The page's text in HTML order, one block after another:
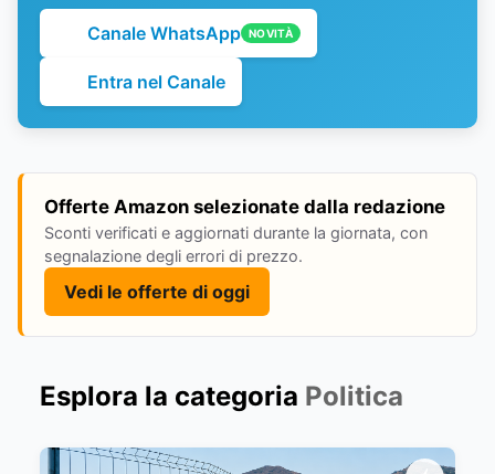
Canale WhatsApp NOVITÀ
Entra nel Canale
Offerte Amazon selezionate dalla redazione
Sconti verificati e aggiornati durante la giornata, con
segnalazione degli errori di prezzo.
Vedi le offerte di oggi
Esplora la categoria Politica